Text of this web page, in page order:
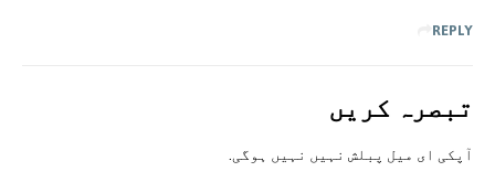
REPLY
تبصرہ کريں
آپکی ای ميل پبلش نہيں نہيں ہوگی.